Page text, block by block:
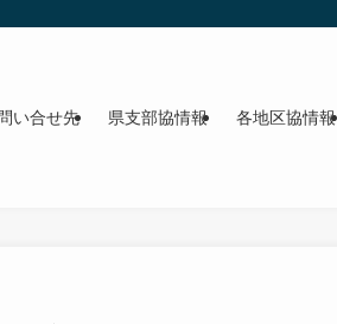
い合せ先 県支部協情報 各地区協情報